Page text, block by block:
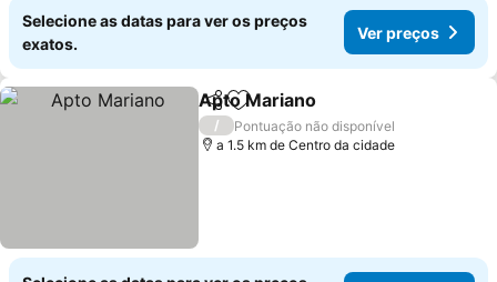
Selecione as datas para ver os preços
exatos.
Ver preços
PartilharAdicionar aos favoritos
Apto Mariano
/
Pontuação não disponível
a 1.5 km de Centro da cidade